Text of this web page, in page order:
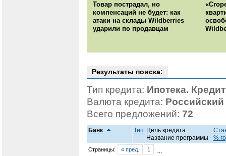
Товар пострадал, но
компенсаций не будет: как
атаки на склады Wildberries
ударили по продавцам
Результаты поиска:
Тип кредита: Ипотека.
Валюта кредита:
Всего предложений: 72
Банк Тип Цель кредита.
Название программы
%
Страницы: « пред. 1